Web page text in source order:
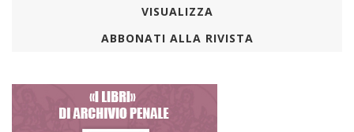
VISUALIZZA
ABBONATI ALLA RIVISTA